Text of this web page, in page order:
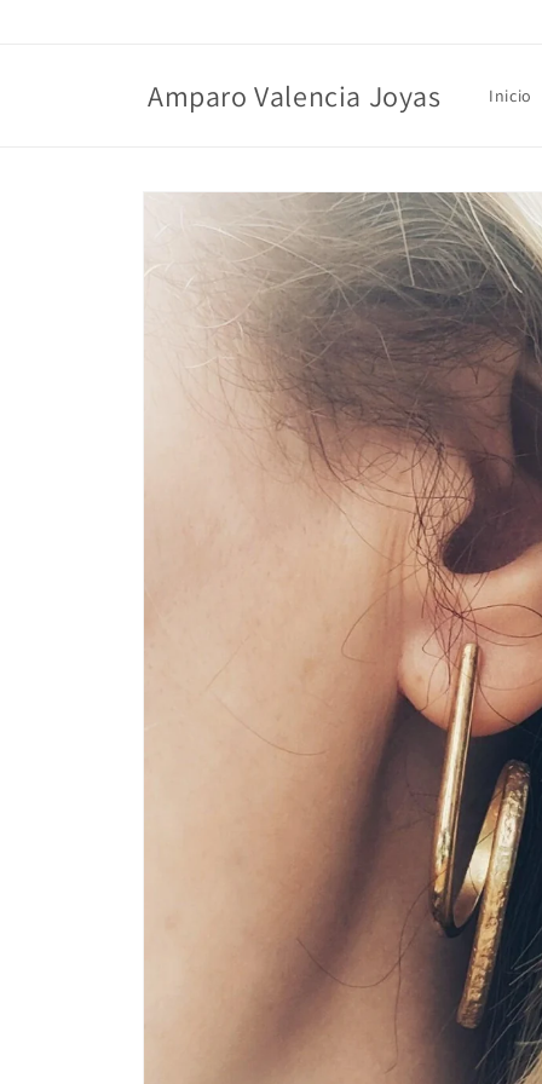
Amparo Valencia Joyas Inicio
directamente
información
del producto